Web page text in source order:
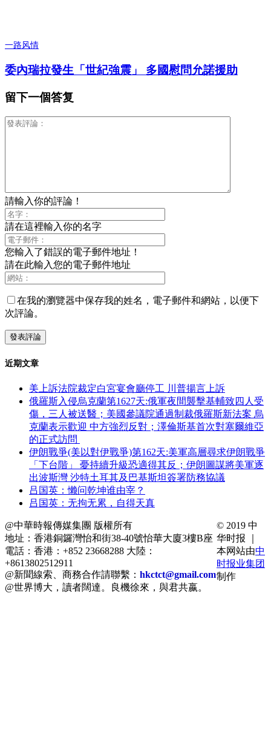
一路风情
委內瑞拉發生「世紀強震」 多國慰問允諾援助
留下一個答复
請輸入你的評論！
請在這裡輸入你的名字
您輸入了錯誤的電子郵件地址！
請在此輸入您的電子郵件地址
在我的瀏覽器中保存我的姓名，電子郵件和網站，以便下
次評論。
近期文章
美上訴法院裁定白宮宴會廳停工 川普揚言上訴
俄羅斯入侵烏克蘭第1627天:俄軍夜間襲擊基輔致四人受
傷，三人被送醫；美國參議院通過制裁俄羅斯新法案 烏
克蘭表示歡迎 中方強烈反對；澤倫斯基首次對塞爾維亞
的正式訪問
伊朗戰爭(美以對伊戰爭)第162天:美軍高層尋求伊朗戰爭
「下台階」 憂持續升級恐適得其反；伊朗圖謀將美軍逐
出波斯灣 沙特土耳其及巴基斯坦簽署防務協議
吕国英：懒问乾坤谁由宰？
吕国英：无拘无累，自得天真
@中華時報傳媒集團 版權所有
地址：香港銅鑼灣怡和街38-40號怡華大廈3樓B座
電話：香港：+852 23668288 大陸：
+8613802512911
@新聞線索、商務合作請聯繫： hkctct@gmail.com
@世界博大，讀者闊達。良機徐來，與君共嬴。
© 2019 中
华时报 ｜
本网站由中
时报业集团
制作